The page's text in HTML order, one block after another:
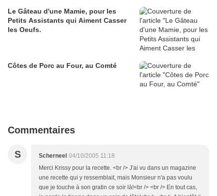
Le Gâteau d'une Mamie, pour les
Petits Assistants qui Aiment Casser
les Oeufs.
Côtes de Porc au Four, au Comté
Commentaires
S Scherneel 04/10/2005 11:18
Merci Krissy pour la recette. <br /> J'ai vu dans un magazine
une recette qui y ressemblait, mais Monsieur n'a pas voulu
que je touche à son gratin ce soir là!<br /> <br /> En tout cas,